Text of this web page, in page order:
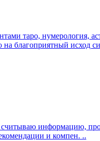
таро,
на благоприятный исход
информацию,
и компен. ..